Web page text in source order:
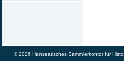
© 2026 Hanseatisches Sammlerkontor für